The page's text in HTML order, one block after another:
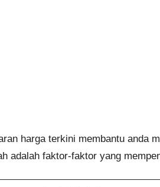
harga terkini membantu anda
adalah faktor-faktor yang